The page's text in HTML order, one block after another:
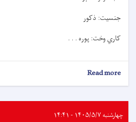
جنسیت: ذکور
کاري وخت: پوره . . .
Read more
د
خبرتيا!
چهارشنبه ۱۴۰۵/۵/۷ - ۱۴:۴۱